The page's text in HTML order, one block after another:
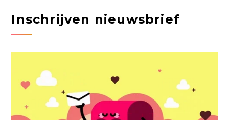
Inschrijven nieuwsbrief